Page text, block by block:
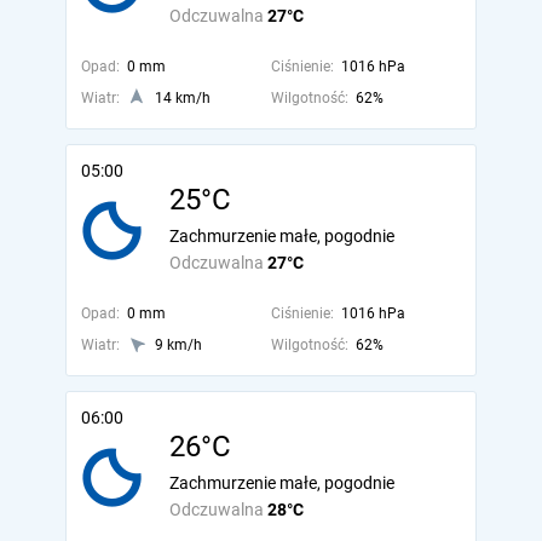
Odczuwalna 27°C
Opad: 0 mm Ciśnienie: 1016 hPa
Wiatr:
14 km/h Wilgotność: 62%
05:00
25°C
Odczuwalna 27°C
Zachmurzenie małe, pogodnie
Opad: 0 mm Ciśnienie: 1016 hPa
Wiatr:
9 km/h Wilgotność: 62%
06:00
26°C
Odczuwalna 28°C
Zachmurzenie małe, pogodnie